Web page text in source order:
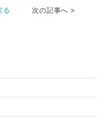
る 次の記事へ >